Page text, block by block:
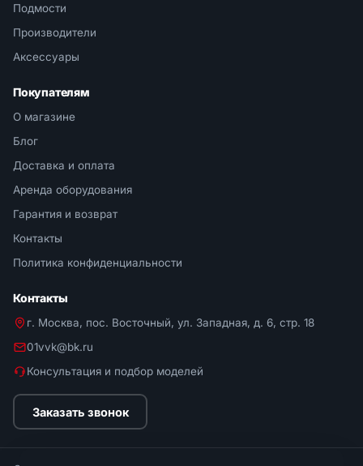
Подмости
Производители
Аксессуары
Покупателям
О магазине
Блог
Доставка и оплата
Аренда оборудования
Гарантия и возврат
Контакты
Политика конфиденциальности
Контакты
г. Москва, пос. Восточный, ул. Западная, д. 6, стр. 18
01vvk@bk.ru
Консультация и подбор моделей
Заказать звонок